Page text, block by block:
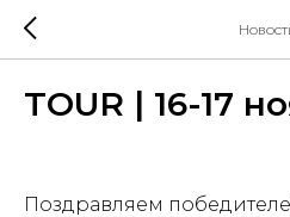
TOUR | 16-17
Поздравляем